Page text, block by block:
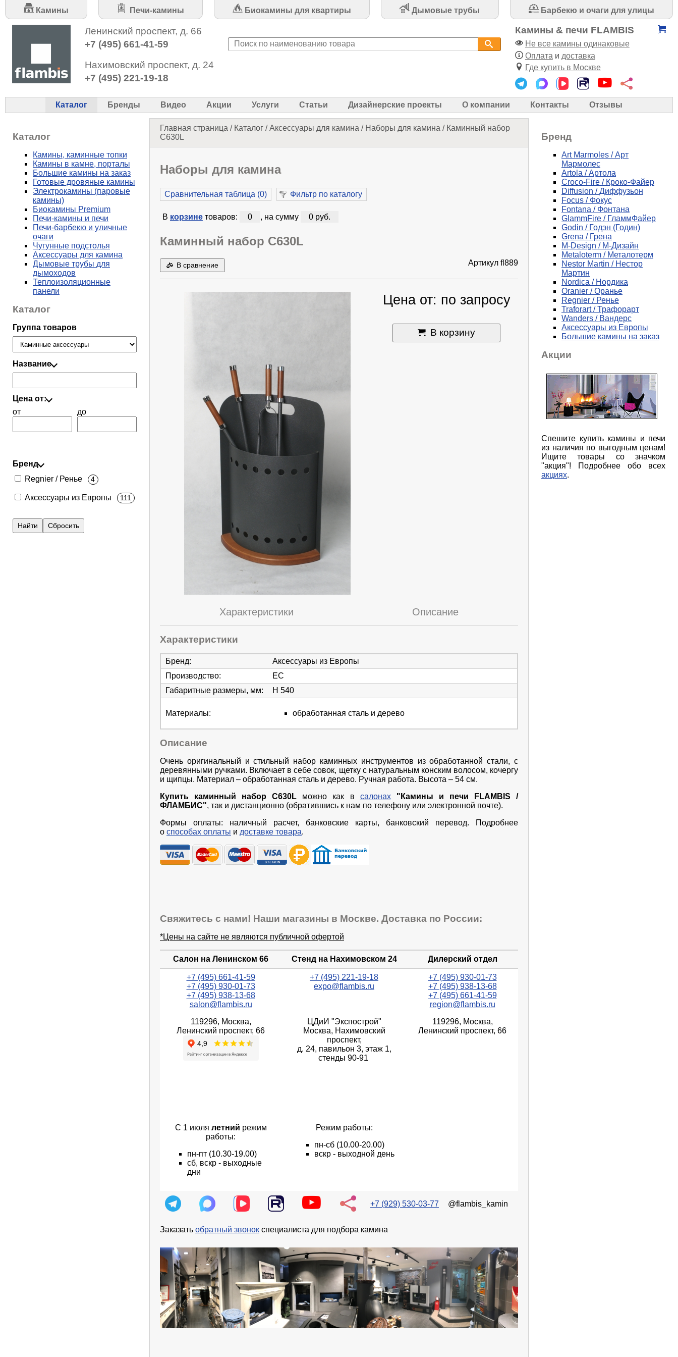
Камины Печи-камины Биокамины для квартиры Дымовые трубы Барбекю и очаги для улицы
Ленинский проспект, д. 66
+7 (495) 661-41-59
Нахимовский проспект, д. 24
+7 (495) 221-19-18
Камины & печи FLAMBIS
Не все камины одинаковые
Оплата и доставка
Где купить в Москве
Каталог Бренды Видео Акции Услуги Статьи Дизайнерские проекты О компании Контакты Отзывы
Главная страница / Каталог /Аксессуары для камина / Наборы для камина / Каминный набор
C630L
Наборы для камина
Сравнительная таблица (0) Фильтр по каталогу
В корзинетоваров: 0 , на сумму 0 руб.
Каминный набор C630L
В сравнение Артикул fl889
Цена от: по запросу
В корзину
Характеристики Описание
Характеристики
Бренд:
Аксессуары из Европы
Производство:
ЕС
Габаритные размеры, мм: H 540
Материалы: обработанная сталь и дерево
Описание
Очень оригинальный и стильный набор каминных инструментов из обработанной стали, с
деревянными ручками. Включает в себе совок, щетку с натуральным конским волосом, кочергу
и щипцы. Материал – обработанная сталь и дерево. Ручная работа. Высота – 54 см.
Купить каминный набор C630L можно как в салонах
"Камины и печи FLAMBIS /
ФЛАМБИС", так и дистанционно (обратившись к нам по телефону или электронной почте).
Формы оплаты: наличный расчет, банковские карты, банковский перевод. Подробнее
о способах оплаты и доставке товара.
Свяжитесь с нами! Наши магазины в Москве. Доставка по России:
*Цены на сайте не являются публичной офертой
Салон на Ленинском 66 Стенд на Нахимовском 24 Дилерский отдел
+7 (495) 661-41-59
+7 (495) 930-01-73
+7 (495) 938-13-68
salon@flambis.ru
+7 (495) 221-19-18
expo@flambis.ru
+7 (495) 930-01-73
+7 (495) 938-13-68
+7 (495) 661-41-59
region@flambis.ru
119296, Москва,
Ленинский проспект, 66
ЦДиИ "Экспострой"
Москва, Нахимовский
проспект,
д. 24, павильон 3, этаж 1,
стенды 90-91
119296, Москва,
Ленинский проспект, 66
С 1 июля летний режим
работы:
пн-пт (10.30-19.00)
сб, вскр - выходные
дни
Режим работы:
пн-сб(10.00-20.00)
вскр - выходной день
+7 (929) 530-03-77 @flambis_kamin
Заказать обратный звонок специалиста для подбора камина
Каталог
Камины, каминные топки
Камины в камне, порталы
Большие камины на заказ
Готовые дровяные камины
Электрокамины (паровые
камины)
Биокамины Premium
Печи-камины и печи
Печи-барбекю и уличные
очаги
Чугунные подстолья
Аксессуары для камина
Дымовые трубы для
дымоходов
Теплоизоляционные
панели
Каталог
Группа товаров
Название
Цена от:
от
до
Бренд
Regnier / Ренье
4
Аксессуары из Европы 111
Бренд
Art Marmoles / Арт
Мармолес
Artola / Артола
Croco-Fire / Кроко-Файер
Diffusion / Диффузьон
Focus / Фокус
Fontana / Фонтана
GlammFire / ГламмФайер
Godin / Годэн (Годин)
Grena / Грена
M-Design / М-Дизайн
Metaloterm / Металотерм
Nestor Martin / Нестор
Мартин
Nordica / Нордика
Oranier / Оранье
Regnier / Ренье
Traforart / Трафорарт
Wanders / Вандерс
Аксессуары из Европы
Большие камины на заказ
Акции
Спешите купить камины и печи
из наличия по выгодным ценам!
Ищите товары со значком
"акция"! Подробнее обо всех
акциях.